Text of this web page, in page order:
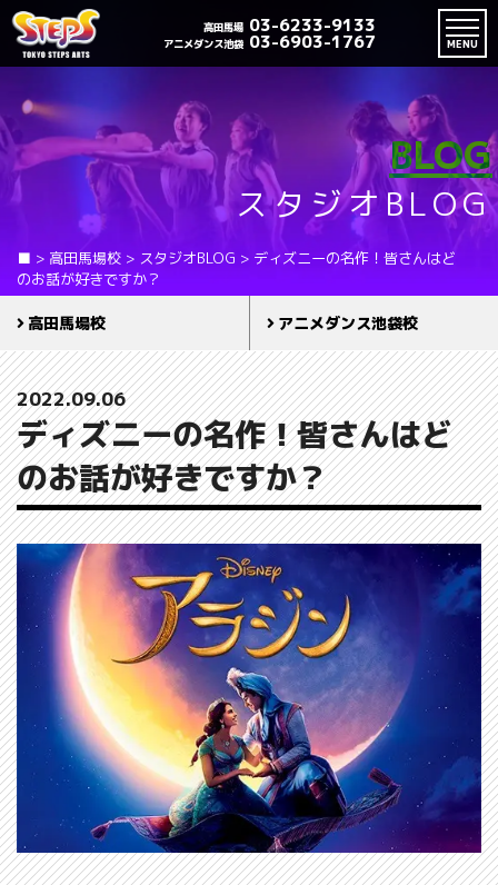
高田馬場 03-6233-9133
アニメダンス池袋 03-6903-1767 MENU
BLOG
スタジオBLOG
■ > 高田馬場校 > スタジオBLOG > ディズニーの名作！皆さんはど
のお話が好きですか？
高田馬場校 アニメダンス池袋校
2022.09.06
ディズニーの名作！皆さんはど
のお話が好きですか？